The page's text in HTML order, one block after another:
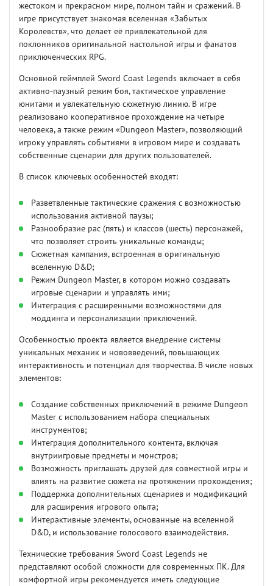
жестоком и прекрасном мире, полном тайн и сражений. В
игре присутствует знакомая вселенная «Забытых
Королевств», что делает её привлекательной для
поклонников оригинальной настольной игры и фанатов
приключенческих RPG.
Основной геймплей Sword Coast Legends включает в себя
активно-паузный режим боя, тактическое управление
юнитами и увлекательную сюжетную линию. В игре
реализовано кооперативное прохождение на четыре
человека, а также режим «Dungeon Master», позволяющий
игроку управлять событиями в игровом мире и создавать
собственные сценарии для других пользователей.
В список ключевых особенностей входят:
Разветвленные тактические сражения с возможностью
использования активной паузы;
Разнообразие рас (пять) и классов (шесть) персонажей,
что позволяет строить уникальные команды;
Сюжетная кампания, встроенная в оригинальную
вселенную D&D;
Режим Dungeon Master, в котором можно создавать
игровые сценарии и управлять ими;
Интеграция с расширенными возможностями для
моддинга и персонализации приключений.
Особенностью проекта является внедрение системы
уникальных механик и нововведений, повышающих
интерактивность и потенциал для творчества. В числе новых
элементов:
Создание собственных приключений в режиме Dungeon
Master с использованием набора специальных
инструментов;
Интеграция дополнительного контента, включая
внутриигровые предметы и монстров;
Возможность приглашать друзей для совместной игры и
влиять на развитие сюжета на протяжении прохождения;
Поддержка дополнительных сценариев и модификаций
для расширения игрового опыта;
Интерактивные элементы, основанные на вселенной
D&D, и использование голосового взаимодействия.
Технические требования Sword Coast Legends не
представляют особой сложности для современных ПК. Для
комфортной игры рекомендуется иметь следующие